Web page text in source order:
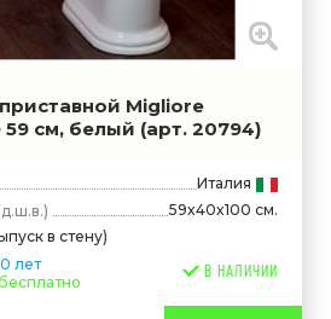
Migliore
59 см, белый (арт. 20794)
Италия
59x40x100 см.
в стену)
лет
В НАЛИЧИИ